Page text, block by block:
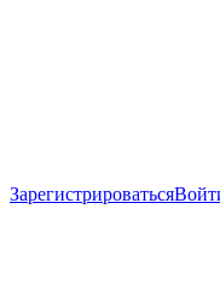
Зарегистрироваться